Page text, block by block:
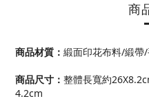
商
商品材質： 緞面印花布料/緞帶
商品尺寸 ： 整體長寬約
4.2cm